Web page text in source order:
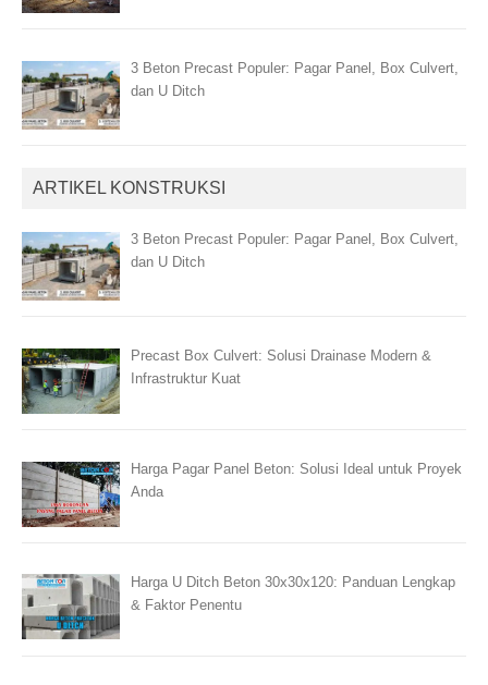
3 Beton Precast Populer: Pagar Panel, Box Culvert,
dan U Ditch
ARTIKEL KONSTRUKSI
3 Beton Precast Populer: Pagar Panel, Box Culvert,
dan U Ditch
Precast Box Culvert: Solusi Drainase Modern &
Infrastruktur Kuat
Harga Pagar Panel Beton: Solusi Ideal untuk Proyek
Anda
Harga U Ditch Beton 30x30x120: Panduan Lengkap
& Faktor Penentu